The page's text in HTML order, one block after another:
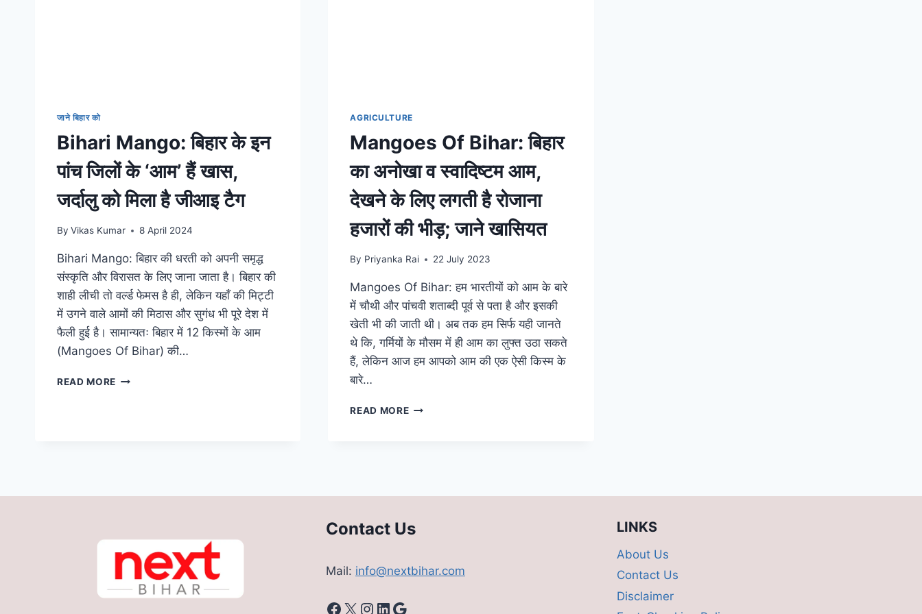
जाने बिहार को
Bihari Mango: बिहार के इन
पांच जिलों के ‘आम’ हैं खास,
जर्दालु को मिला है जीआइ टैग
By Vikas Kumar 8 April 2024
Bihari Mango: बिहार की धरती को अपनी समृद्ध
संस्कृति और विरासत के लिए जाना जाता है। बिहार की
शाही लीची तो वर्ल्ड फेमस है ही, लेकिन यहाँ की मिट्टी
में उगने वाले आमों की मिठास और सुगंध भी पूरे देश में
फैली हुई है। सामान्यतः बिहार में 12 किस्मों के आम
(Mangoes Of Bihar) की…
READ MORE BIHARI
‘आम’
को
मिला
है
जीआइ
AGRICULTURE
Mangoes Of Bihar: बिहार
का अनोखा व स्वादिष्टम आम,
देखने के लिए लगती है रोजाना
हजारों की भीड़; जाने खासियत
By Priyanka Rai 22 July 2023
Mangoes Of Bihar: हम भारतीयों को आम के बारे
में चौथी और पांचवी शताब्दी पूर्व से पता है और इसकी
खेती भी की जाती थी। अब तक हम सिर्फ यही जानते
थे कि, गर्मियों के मौसम में ही आम का लुफ्त उठा सकते
हैं, लेकिन आज हम आपको आम की एक ऐसी किस्म के
बारे…
READ MOREMANGOES
व
आम,
देखने
लिए
लगती
Contact Us
Mail: info@nextbihar.com
Facebook
X Instagram
LinkedIn
Google
LINKS
About Us
Contact Us
Disclaimer